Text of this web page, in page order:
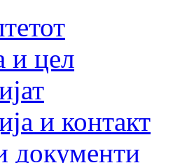
и цел
и контакт
документи